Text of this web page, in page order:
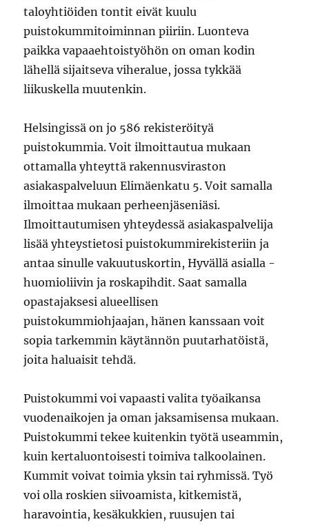
taloyhtiöiden tontit eivät kuulu
puistokummitoiminnan piiriin. Luonteva
paikka vapaaehtoistyöhön on oman kodin
lähellä sijaitseva viheralue, jossa tykkää
liikuskella muutenkin.
Helsingissä on jo 586 rekisteröityä
puistokummia. Voit ilmoittautua mukaan
ottamalla yhteyttä rakennusviraston
asiakaspalveluun Elimäenkatu 5. Voit samalla
ilmoittaa mukaan perheenjäseniäsi.
Ilmoittautumisen yhteydessä asiakaspalvelija
lisää yhteystietosi puistokummirekisteriin ja
antaa sinulle vakuutuskortin, Hyvällä asialla -
huomioliivin ja roskapihdit. Saat samalla
opastajaksesi alueellisen
puistokummiohjaajan, hänen kanssaan voit
sopia tarkemmin käytännön puutarhatöistä,
joita haluaisit tehdä.
Puistokummi voi vapaasti valita työaikansa
vuodenaikojen ja oman jaksamisensa mukaan.
Puistokummi tekee kuitenkin työtä useammin,
kuin kertaluontoisesti toimiva talkoolainen.
Kummit voivat toimia yksin tai ryhmissä. Työ
voi olla roskien siivoamista, kitkemistä,
haravointia, kesäkukkien, ruusujen tai